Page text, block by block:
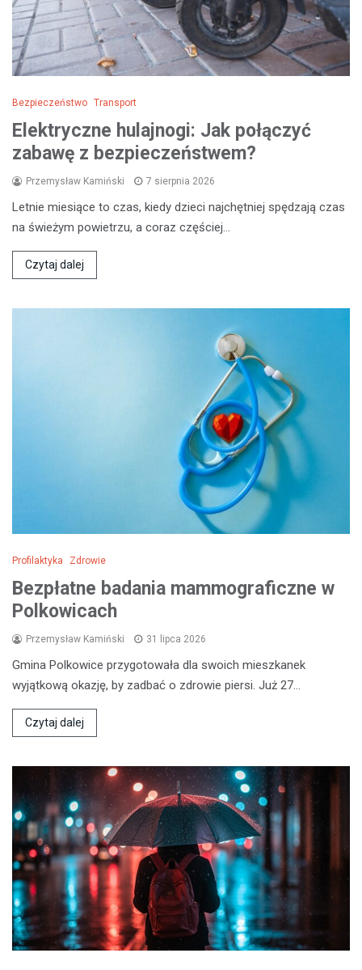
Bezpieczeństwo Transport
Elektryczne hulajnogi: Jak połączyć
zabawę z bezpieczeństwem?
Przemysław Kamiński 7 sierpnia 2026
Letnie miesiące to czas, kiedy dzieci najchętniej spędzają czas
na świeżym powietrzu, a coraz częściej…
Czytaj dalej
Profilaktyka Zdrowie
Bezpłatne badania mammograficzne w
Polkowicach
Przemysław Kamiński 31 lipca 2026
Gmina Polkowice przygotowała dla swoich mieszkanek
wyjątkową okazję, by zadbać o zdrowie piersi. Już 27…
Czytaj dalej